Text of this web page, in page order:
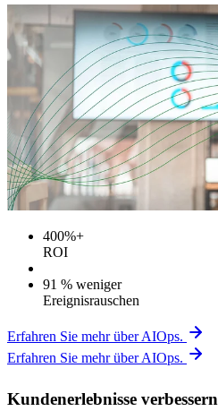
400%+
ROI
91 % weniger
Ereignisrauschen
Erfahren Sie mehr über AIOps.
Erfahren Sie mehr über AIOps.
Kundenerlebnisse verbessern